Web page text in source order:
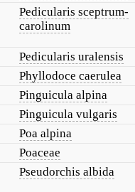
Pedicularis sceptrum-
carolinum
Pedicularis uralensis
Phyllodoce caerulea
Pinguicula alpina
Pinguicula vulgaris
Poa alpina
Poaceae
Pseudorchis albida